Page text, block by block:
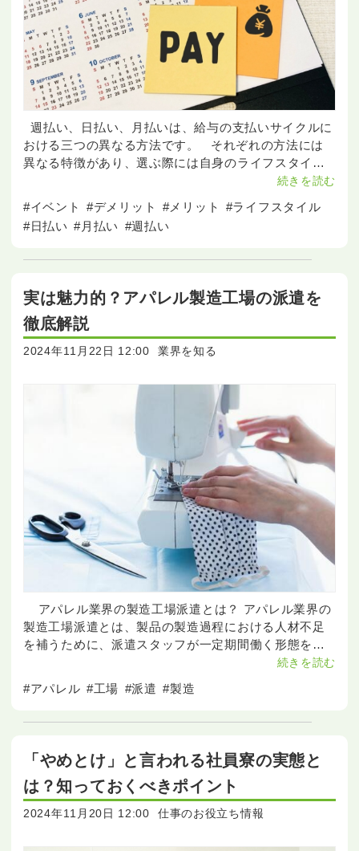
週払い、日払い、月払いは、給与の支払いサイクルに
おける三つの異なる方法です。 それぞれの方法には
異なる特徴があり、選ぶ際には自身のライフスタイル
#イベント #デメリット #メリット
#ライフスタイル
#日払い #月払い #週払い
続きを読む
実は魅力的？アパレル製造工場の派遣を
徹底解説
2024年11月22日 12:00 業界を知る
製造工場派遣とは、製品の製造過程における人材不足
を補うために、派遣スタッフが一定期間働く形態を指
します。これにより、工場は急な人手不足や繁忙期に
柔軟に対応できる一方、派遣スタッフは様
#アパレル #工場 #派遣 #製造
続きを読む
「やめとけ」と言われる社員寮の実態と
は？知っておくべきポイント
2024年11月20日 12:00 仕事のお役立ち情報